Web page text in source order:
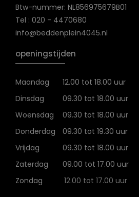
Btw-nummer: NL856975679B01
Tel : 020 - 4470680
info@beddenplein4045.nl
openingstijden
Maandag
12.00 tot 18.00 uur
Dinsdag
09.30 tot 18.00 uur
Woensdag
09.30 tot 18.00 uur
Donderdag
09.30 tot 19.30 uur
Vrijdag
09.30 tot 18.00 uur
Zaterdag
09.00 tot 17.00 uur
Zondag
12.00 tot 17.00 uur